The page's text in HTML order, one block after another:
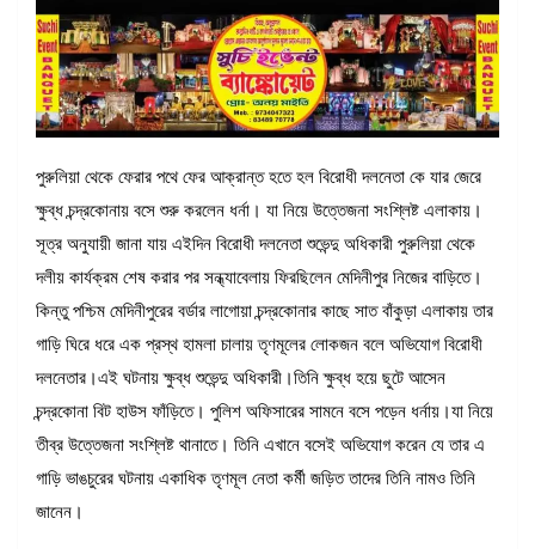
পুরুলিয়া থেকে ফেরার পথে ফের আক্রান্ত হতে হল বিরোধী দলনেতা কে যার জেরে
ক্ষুব্ধ চন্দ্রকোনায় বসে শুরু করলেন ধর্না। যা নিয়ে উত্তেজনা সংশ্লিষ্ট এলাকায়।
সূত্র অনুযায়ী জানা যায় এইদিন বিরোধী দলনেতা শুভেন্দু অধিকারী পুরুলিয়া থেকে
দলীয় কার্যক্রম শেষ করার পর সন্ধ্যাবেলায় ফিরছিলেন মেদিনীপুর নিজের বাড়িতে।
কিন্তু পশ্চিম মেদিনীপুরের বর্ডার লাগোয়া চন্দ্রকোনার কাছে সাত বাঁকুড়া এলাকায় তার
গাড়ি ঘিরে ধরে এক প্রস্থ হামলা চালায় তৃণমূলের লোকজন বলে অভিযোগ বিরোধী
দলনেতার।এই ঘটনায় ক্ষুব্ধ শুভেন্দু অধিকারী।তিনি ক্ষুব্ধ হয়ে ছুটে আসেন
চন্দ্রকোনা বিট হাউস ফাঁড়িতে। পুলিশ অফিসারের সামনে বসে পড়েন ধর্নায়।যা নিয়ে
তীব্র উত্তেজনা সংশ্লিষ্ট থানাতে। তিনি এখানে বসেই অভিযোগ করেন যে তার এ
গাড়ি ভাঙচুরের ঘটনায় একাধিক তৃণমূল নেতা কর্মী জড়িত তাদের তিনি নামও তিনি
জানেন।